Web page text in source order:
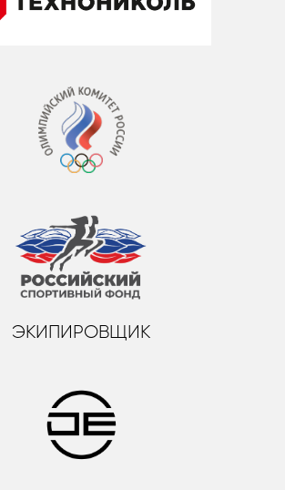
ЭКИПИРОВЩИК